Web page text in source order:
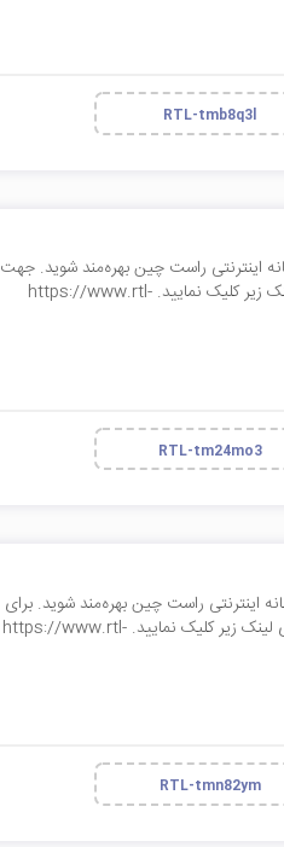
RTL-tmb8q3l
درگاه پلاس سامانه اینترنتی راست چین بهره‌مند شوید. جهت
مشاهده و خرید افزونه درگاه پلاس در وبسایت راست چین بر روی لینک زیر کلیک نمایید. https://www.rtl-
RTL-tm24mo3
تیمچه سامانه اینترنتی راست چین بهره‌مند شوید. برای
مشاهده و خرید قابل فروشگاهی تیمچه در وبسایت راست چین بر روی لینک زیر کلیک نمایید. https://www.rtl-
RTL-tmn82ym